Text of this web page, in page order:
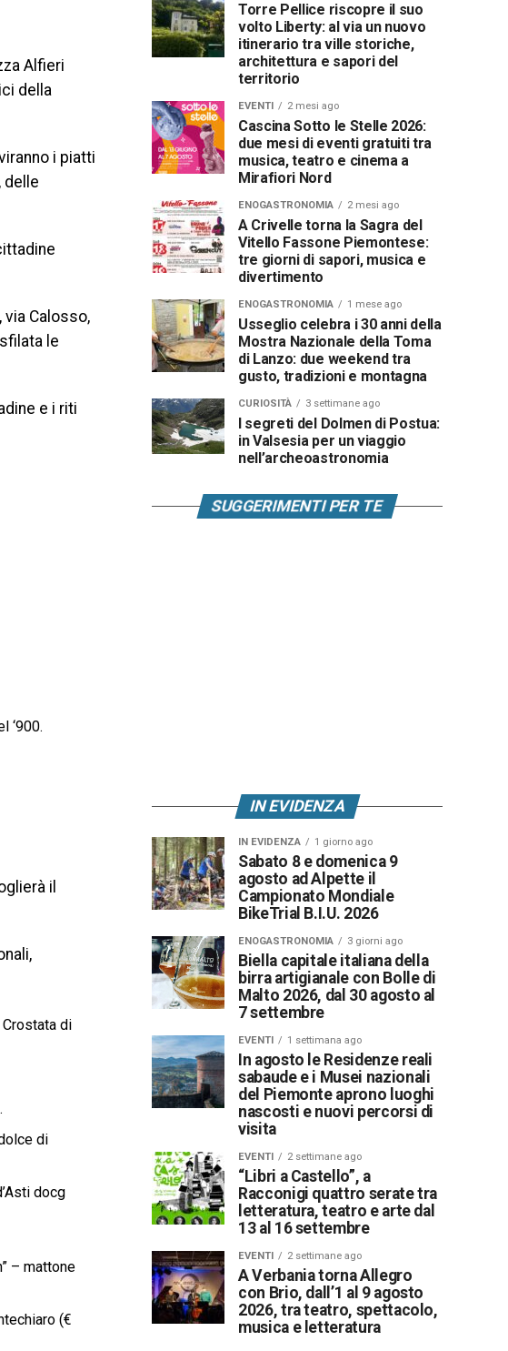
Alfieri
della
i piatti
delle
via Calosso,
le
e i riti
‘900.
il
di
di
docg
– mattone
(€
Torre Pellice riscopre il suo
volto Liberty: al via un nuovo
itinerario tra ville storiche,
architettura e sapori del
territorio
EVENTI 2 mesi ago
Cascina Sotto le Stelle 2026:
due mesi di eventi gratuiti tra
musica, teatro e cinema a
Mirafiori Nord
ENOGASTRONOMIA 2 mesi ago
A Crivelle torna la Sagra del
Vitello Fassone Piemontese:
tre giorni di sapori, musica e
divertimento
ENOGASTRONOMIA 1 mese ago
Usseglio celebra i 30 anni della
Mostra Nazionale della Toma
di Lanzo: due weekend tra
gusto, tradizioni e montagna
CURIOSITÀ 3 settimane ago
I segreti del Dolmen di Postua:
in Valsesia per un viaggio
nell’archeoastronomia
SUGGERIMENTI PER TE
IN EVIDENZA
IN EVIDENZA 1 giorno ago
Sabato 8 e domenica 9
agosto ad Alpette il
Campionato Mondiale
BikeTrial B.I.U. 2026
ENOGASTRONOMIA 3 giorni ago
Biella capitale italiana della
birra artigianale con Bolle di
Malto 2026, dal 30 agosto al
7 settembre
EVENTI 1 settimana ago
In agosto le Residenze reali
sabaude e i Musei nazionali
del Piemonte aprono luoghi
nascosti e nuovi percorsi di
visita
EVENTI 2 settimane ago
“Libri a Castello”, a
Racconigi quattro serate tra
letteratura, teatro e arte dal
13 al 16 settembre
EVENTI 2 settimane ago
A Verbania torna Allegro
con Brio, dall’1 al 9 agosto
2026, tra teatro, spettacolo,
musica e letteratura